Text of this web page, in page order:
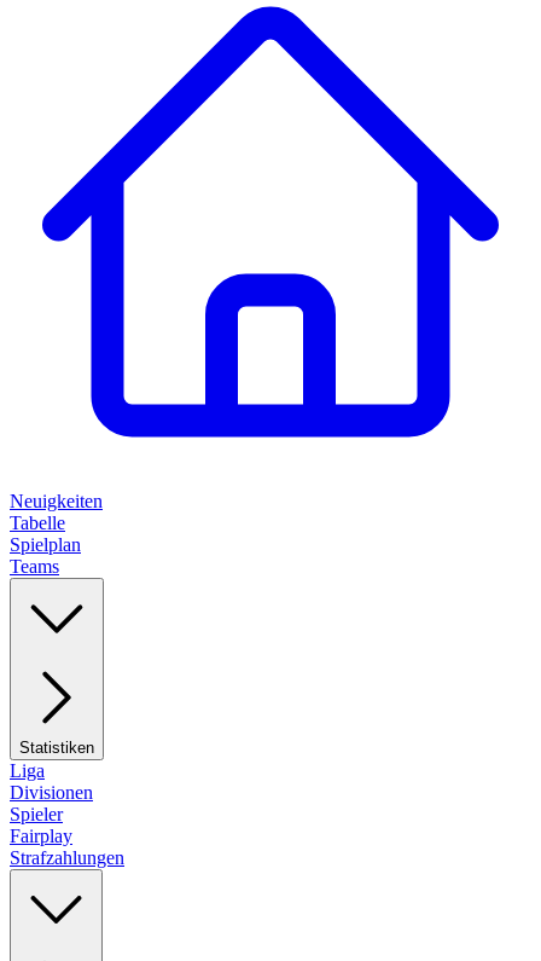
Neuigkeiten
Tabelle
Spielplan
Teams
Statistiken
Liga
Divisionen
Spieler
Fairplay
Strafzahlungen